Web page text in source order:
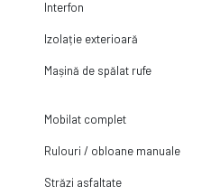
Interfon
Izolație exterioară
Mașină de spălat rufe
Mobilat complet
Rulouri / obloane manuale
Străzi asfaltate